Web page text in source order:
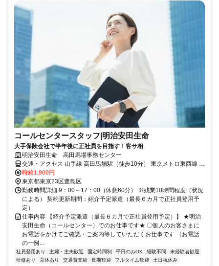
コールセンタースタッフ|明治安田生命
大手保険会社で半年後に正社員を目指す！客サ相
明治安田生命 高田馬場事務センター
交通・アクセス 山手線 高田馬場駅（徒歩10分） 東京メトロ東西線 高
田馬場駅（徒歩10分） 山手線 目白駅（徒歩11分）
時給1,900円
東京都東京23区豊島区
勤務時間詳細 9：00～17：00（休憩60分） ※残業10時間程度（状況
による） 契約更新期間：紹介予定派遣（最長６カ月で正社員登用予
定）
仕事内容 【紹介予定派遣（最長６カ月で正社員登用予定）】 ★明治
安田生命（コールセンター）でのお仕事です★ 〇個人のお客さまに
お電話をかけてご確認・ご案内等していただくお仕事です （お電話
の一例...
社員登用あり 主婦・主夫歓迎 固定時間制 平日のみOK 経験不問
未経験者歓迎
研修あり
育休あり 交通費支給 長期歓迎 フルタイム歓迎 土日祝休み